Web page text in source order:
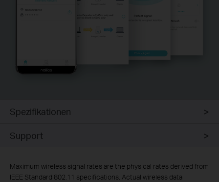
Spezifikationen
Support
Maximum wireless signal rates are the physical rates derived from
IEEE Standard 802.11 specifications. Actual wireless data